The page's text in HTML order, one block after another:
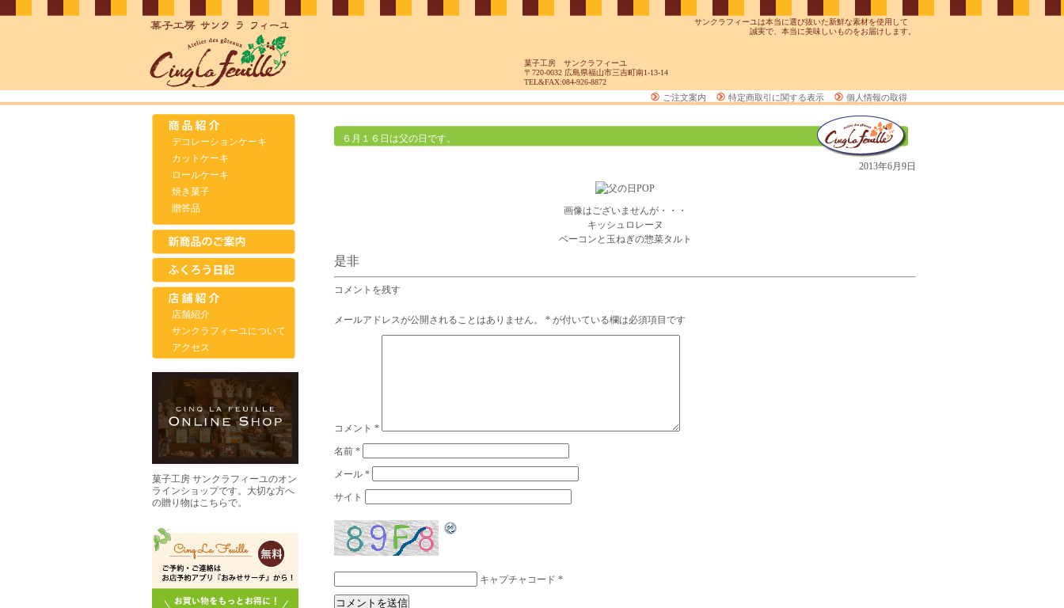
サンクラフィーユは本当に選び抜いた新鮮な素材を使用して
誠実で、本当に美味しいものをお届けします。
菓子工房 サンクラフィーユ
〒720-0032 広島県福山市三吉町南1-13-14
TEL&FAX:084-926-8872
ご注文案内 特定商取引に関する表示 個人情報の取得
デコレーションケーキ
カットケーキ
ロールケーキ
焼き菓子
贈答品
店舗紹介
サンクラフィーユについて
アクセス
菓子工房 サンクラフィーユのオン
ラインショップです。大切な方へ
の贈り物はこちらで。
６月１６日は父の日です。
2013年6月9日
画像はございませんが・・・
キッシュロレーヌ
ベーコンと玉ねぎの惣菜タルト
是非
コメントを残す
メールアドレスが公開されることはありません。 * が付いている欄は必須項目です
コメント *
名前 *
メール *
サイト
キャプチャコード *